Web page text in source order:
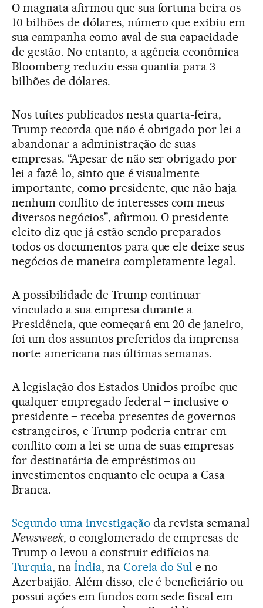
O magnata afirmou que sua fortuna beira os
10 bilhões de dólares, número que exibiu em
sua campanha como aval de sua capacidade
de gestão. No entanto, a agência econômica
Bloomberg reduziu essa quantia para 3
bilhões de dólares.
Nos tuítes publicados nesta quarta-feira,
Trump recorda que não é obrigado por lei a
abandonar a administração de suas
empresas. “Apesar de não ser obrigado por
lei a fazê-lo, sinto que é visualmente
importante, como presidente, que não haja
nenhum conflito de interesses com meus
diversos negócios”, afirmou. O presidente-
eleito diz que já estão sendo preparados
todos os documentos para que ele deixe seus
negócios de maneira completamente legal.
A possibilidade de Trump continuar
vinculado a sua empresa durante a
Presidência, que começará em 20 de janeiro,
foi um dos assuntos preferidos da imprensa
norte-americana nas últimas semanas.
A legislação dos Estados Unidos proíbe que
qualquer empregado federal – inclusive o
presidente – receba presentes de governos
estrangeiros, e Trump poderia entrar em
conflito com a lei se uma de suas empresas
for destinatária de empréstimos ou
investimentos enquanto ele ocupa a Casa
Branca.
Segundo uma investigação da revista semanal
Newsweek, o conglomerado de empresas de
Trump o levou a construir edifícios na
Turquia, na Índia, na Coreia do Sul e no
Azerbaijão. Além disso, ele é beneficiário ou
possui ações em fundos com sede fiscal em